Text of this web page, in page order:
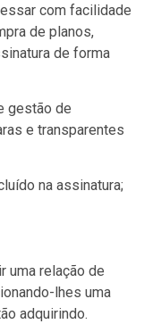
com facilidade
de planos,
de forma
gestão de
e transparentes
na assinatura;
uma relação de
lhes uma
adquirindo.